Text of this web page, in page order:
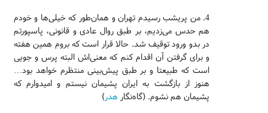
4. من پریشب رسیدم تهران و همان‌طور که خیلی‌ها و خودم
هم حدس می‌زدیم، بر طبق روال عادی و قانونی، پاسپورتم
در بدو ورود توقیف شد. حالا قرار است که بروم همین هفته
و برای گرفتن آن اقدام کنم که معنی‌اش البته پرس و جویی
است که طبیعتا و بر طبق پیش‌بینی منتظرم خواهد بود…
هنوز از بازگشت به ایران پشیمان نیستم و امیدوارم که
پشیمان هم نشوم. (گاه‌نگار هدر)